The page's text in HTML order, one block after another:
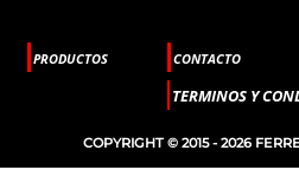
PRODUCTOS CONTACTO
TERMINOS Y
COPYRIGHT © 2015 - 2026